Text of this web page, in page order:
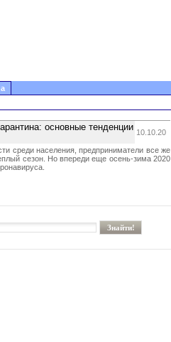
основные тенденции 10.10.20
среди населения, предприниматели все же
сезон. Но впереди еще осень-зима 2020